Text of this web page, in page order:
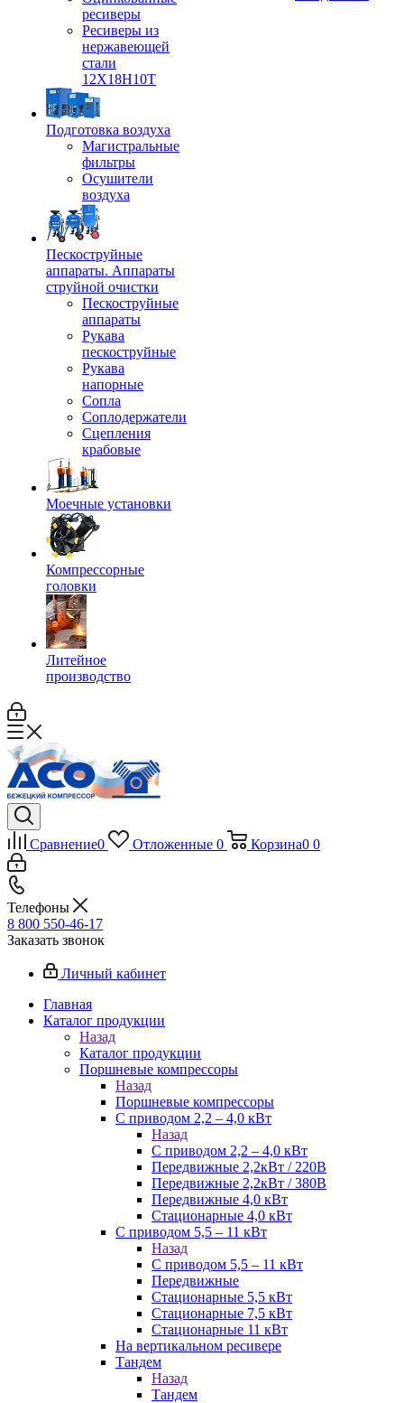
ресиверы
Ресиверы из
нержавеющей
стали
12Х18Н10Т
Подготовка воздуха
Магистральные
фильтры
Осушители
воздуха
Пескоструйные
аппараты. Аппараты
струйной очистки
Пескоструйные
аппараты
Рукава
пескоструйные
Рукава
напорные
Сопла
Соплодержатели
Сцепления
крабовые
Моечные установки
Компрессорные
головки
Литейное
производство
Сравнение0 Отложенные 0 Корзина0 0
Телефоны
8 800 550-46-17
Заказать звонок
Личный кабинет
Главная
Каталог продукции
Назад
Каталог продукции
Поршневые компрессоры
Назад
Поршневые компрессоры
С приводом 2,2 – 4,0 кВт
Назад
С приводом 2,2 – 4,0 кВт
Передвижные 2,2кВт / 220В
Передвижные 2,2кВт / 380В
Передвижные 4,0 кВт
Стационарные 4,0 кВт
С приводом 5,5 – 11 кВт
Назад
С приводом 5,5 – 11 кВт
Передвижные
Стационарные 5,5 кВт
Стационарные 7,5 кВт
Стационарные 11 кВт
На вертикальном ресивере
Тандем
Назад
Тандем